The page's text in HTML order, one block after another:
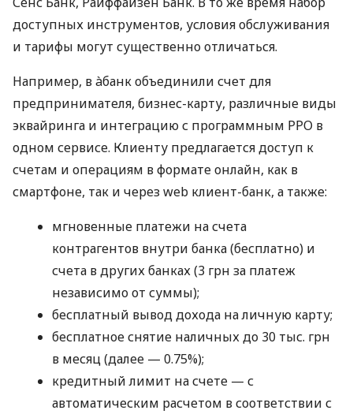
доступных инструментов, условия обслуживания
и тарифы могут существенно отличаться.
Например, в àбанк объединили счет для
предпринимателя, бизнес-карту, различные виды
эквайринга и интеграцию с программным РРО в
одном сервисе. Клиенту предлагается доступ к
счетам и операциям в формате онлайн, как в
смартфоне, так и через web клиент-банк, а также:
мгновенные платежи на счета
контрагентов внутри банка (бесплатно) и
счета в других банках (3 грн за платеж
независимо от суммы);
бесплатный вывод дохода на личную карту;
бесплатное снятие наличных до 30 тыс. грн
в месяц (далее — 0.75%);
кредитный лимит на счете — с
автоматическим расчетом в соответствии с